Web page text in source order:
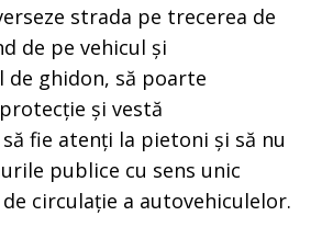
strada pe trecerea de
de pe vehicul și
ghidon, să poarte
și vestă
fie atenți la pietoni și să nu
publice cu sens unic
circulație a autovehiculelor.